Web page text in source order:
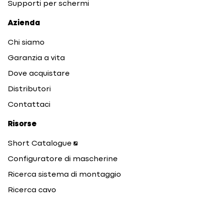
Supporti per schermi
Azienda
Chi siamo
Garanzia a vita
Dove acquistare
Distributori
Contattaci
Risorse
Short Catalogue
Configuratore di mascherine
Ricerca sistema di montaggio
Ricerca cavo